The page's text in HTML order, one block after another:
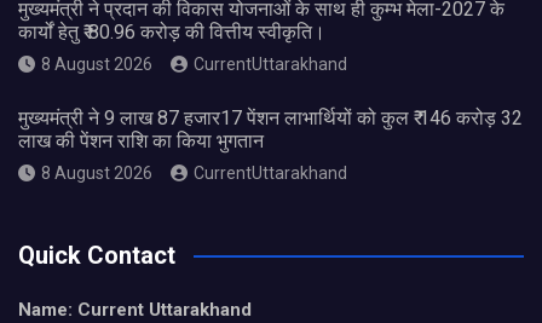
मुख्यमंत्री ने प्रदान की विकास योजनाओं के साथ ही कुम्भ मेला-2027 के
कार्यों हेतु ₹ 80.96 करोड़ की वित्तीय स्वीकृति।
8 August 2026 CurrentUttarakhand
मुख्यमंत्री ने 9 लाख 87 हजार17 पेंशन लाभार्थियों को कुल ₹ 146 करोड़ 32
लाख की पेंशन राशि का किया भुगतान
8 August 2026 CurrentUttarakhand
Quick Contact
Name: Current Uttarakhand